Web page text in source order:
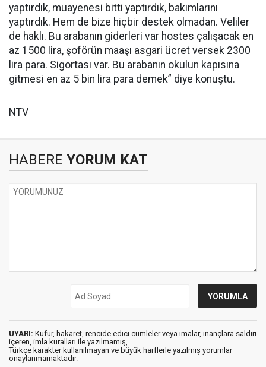
yaptırdık, muayenesi bitti yaptırdık, bakımlarını
yaptırdık. Hem de bize hiçbir destek olmadan. Veliler
de haklı. Bu arabanın giderleri var hostes çalışacak en
az 1500 lira, şoförün maaşı asgari ücret versek 2300
lira para. Sigortası var. Bu arabanın okulun kapısına
gitmesi en az 5 bin lira para demek” diye konuştu.
NTV
HABERE YORUM KAT
UYARI: Küfür, hakaret, rencide edici cümleler veya imalar, inançlara saldırı
içeren, imla kuralları ile yazılmamış,
Türkçe karakter kullanılmayan ve büyük harflerle yazılmış yorumlar
onaylanmamaktadır.